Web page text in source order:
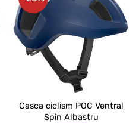
Casca ciclism POC Ventral
Spin Albastru